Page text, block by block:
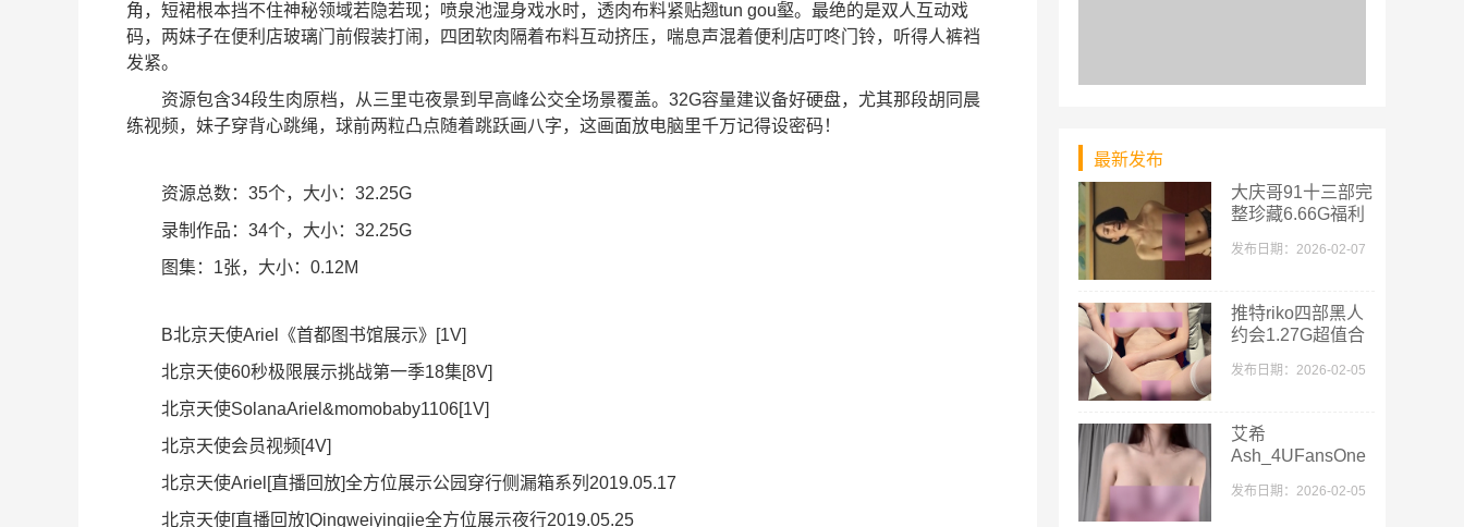
角，短裙根本挡不住神秘领域若隐若现；喷泉池湿身戏水时，透肉布料紧贴翘tun gou壑。最绝的是双人互动戏
码，两妹子在便利店玻璃门前假装打闹，四团软肉隔着布料互动挤压，喘息声混着便利店叮咚门铃，听得人裤裆
发紧。
资源包含34段生肉原档，从三里屯夜景到早高峰公交全场景覆盖。32G容量建议备好硬盘，尤其那段胡同晨
练视频，妹子穿背心跳绳，球前两粒凸点随着跳跃画八字，这画面放电脑里千万记得设密码！
资源总数：35个，大小：32.25G
录制作品：34个，大小：32.25G
图集：1张，大小：0.12M
B北京天使Ariel《首都图书馆展示》[1V]
北京天使60秒极限展示挑战第一季18集[8V]
北京天使SolanaAriel&momobaby1106[1V]
北京天使会员视频[4V]
北京天使Ariel[直播回放]全方位展示公园穿行侧漏箱系列2019.05.17
北京天使[直播回放]Qingweiyingjie全方位展示夜行2019.05.25
最新发布
大庆哥91十三部完
整珍藏6.66G福利
发布日期：2026-02-07
推特riko四部黑人
约会1.27G超值合
发布日期：2026-02-05
艾希
Ash_4UFansOne
质
发布日期：2026-02-05